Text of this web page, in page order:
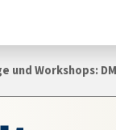
und Workshops: